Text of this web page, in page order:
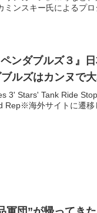
ンスキー氏によるプロ
ンダブルズ３』日
ルズはカンヌで
3' Stars' Tank Ride
Rep※海外サイトに遷移